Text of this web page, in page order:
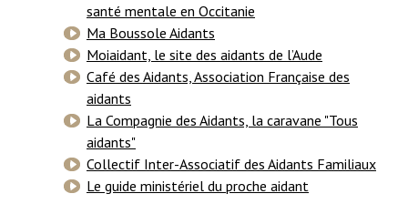
santé mentale en Occitanie
Ma Boussole Aidants
Moiaidant, le site des aidants de l’Aude
Café des Aidants, Association Française des
aidants
La Compagnie des Aidants, la caravane "Tous
aidants"
Collectif Inter-Associatif des Aidants Familiaux
Le guide ministériel du proche aidant